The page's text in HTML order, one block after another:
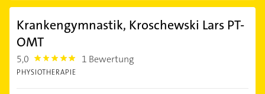
Krankengymnastik, Kroschewski Lars PT-
OMT
5,0 5.0 1 Bewertung
PHYSIOTHERAPIE